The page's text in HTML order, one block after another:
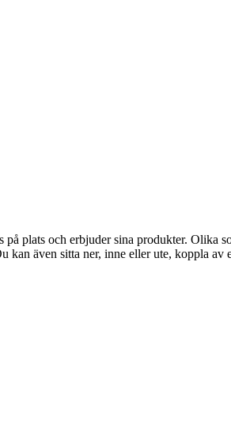
plats och erbjuder sina produkter. Olika
även sitta ner, inne eller ute, koppla